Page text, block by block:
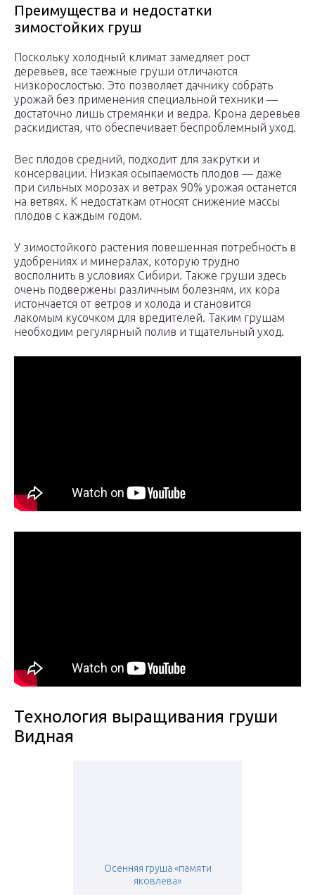
Преимущества и недостатки
зимостойких груш
Поскольку холодный климат замедляет рост
деревьев, все таежные груши отличаются
низкорослостью. Это позволяет дачнику собрать
урожай без применения специальной техники —
достаточно лишь стремянки и ведра. Крона деревьев
раскидистая, что обеспечивает беспроблемный уход.
Вес плодов средний, подходит для закрутки и
консервации. Низкая осыпаемость плодов — даже
при сильных морозах и ветрах 90% урожая останется
на ветвях. К недостаткам относят снижение массы
плодов с каждым годом.
У зимостойкого растения повешенная потребность в
удобрениях и минералах, которую трудно
восполнить в условиях Сибири. Также груши здесь
очень подвержены различным болезням, их кора
истончается от ветров и холода и становится
лакомым кусочком для вредителей. Таким грушам
необходим регулярный полив и тщательный уход.
Технология выращивания груши
Видная
Осенняя груша «памяти
яковлева»